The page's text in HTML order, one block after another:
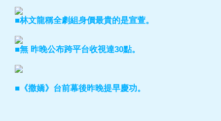
■林文龍稱全劇組身價最貴的是宣萱。
■無 昨晚公布跨平台收視達30點。
■《撒嬌》台前幕後昨晚提早慶功。